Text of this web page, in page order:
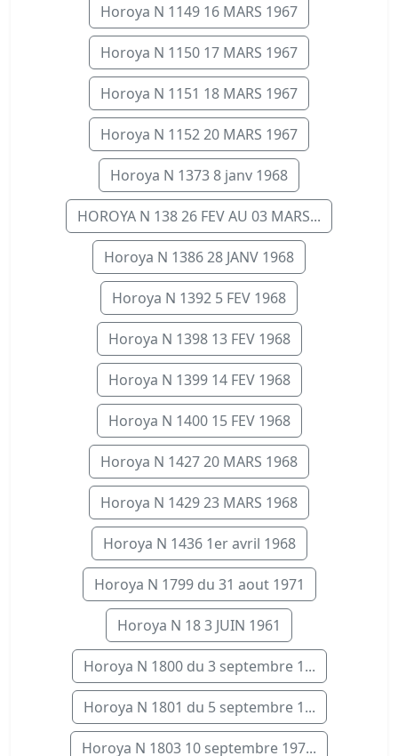
Horoya N 1149 16 MARS 1967
Horoya N 1150 17 MARS 1967
Horoya N 1151 18 MARS 1967
Horoya N 1152 20 MARS 1967
Horoya N 1373 8 janv 1968
HOROYA N 138 26 FEV AU 03 MARS...
Horoya N 1386 28 JANV 1968
Horoya N 1392 5 FEV 1968
Horoya N 1398 13 FEV 1968
Horoya N 1399 14 FEV 1968
Horoya N 1400 15 FEV 1968
Horoya N 1427 20 MARS 1968
Horoya N 1429 23 MARS 1968
Horoya N 1436 1er avril 1968
Horoya N 1799 du 31 aout 1971
Horoya N 18 3 JUIN 1961
Horoya N 1800 du 3 septembre 1...
Horoya N 1801 du 5 septembre 1...
Horoya N 1803 10 septembre 197...